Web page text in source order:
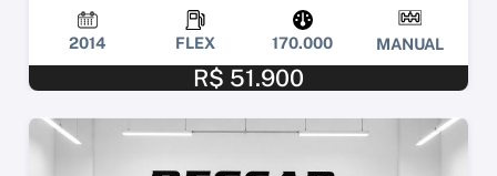
2014 FLEX 170.000 MANUAL
R$ 51.900